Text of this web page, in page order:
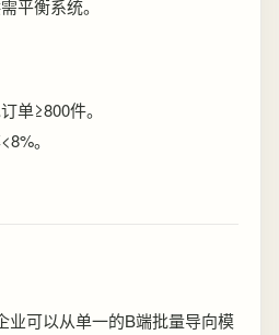
平衡系统。
单≥800件。
。
业可以从单一的B端批量导向模